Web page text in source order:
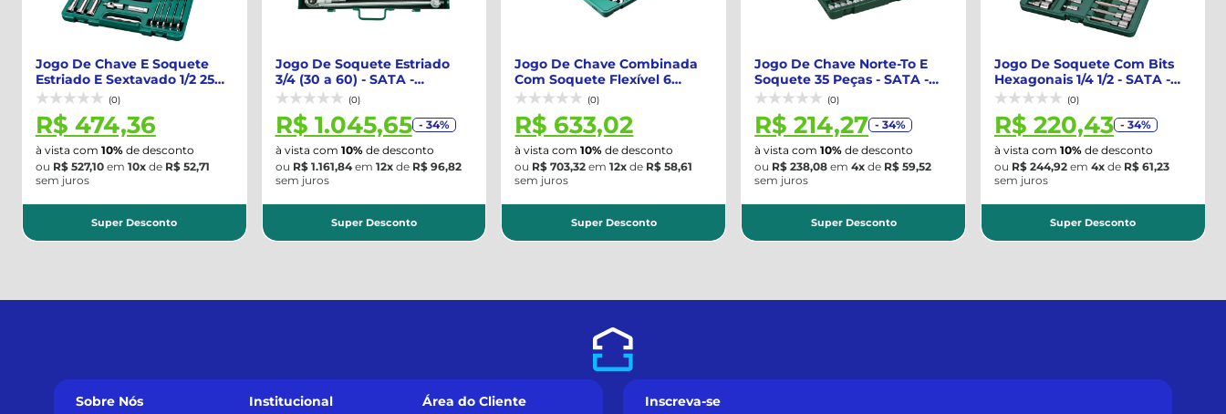
Jogo De Chave E Soquete
Estriado E Sextavado 1/2 25
Peças - ...
(0)
R$ 474,36
à vista com 10%de desconto
ou R$ 527,10em 10xde R$ 52,71
sem juros
Super Desconto
Jogo De Soquete Estriado
3/4 (30 a 60) - SATA -
ST09015SJ
(0)
R$ 1.045,65 - 34%
à vista com 10%de desconto
ou R$ 1.161,84em 12xde R$ 96,82
sem juros
Super Desconto
Jogo De Chave Combinada
Com Soquete Flexível 6
Peças (10 a 1...
(0)
R$ 633,02
à vista com10% de desconto
ou R$ 703,32 em12x de R$ 58,61
sem juros
Super Desconto
Jogo De Chave Norte-To E
Soquete 35 Peças - SATA -
ST09010SJ
(0)
R$ 214,27 - 34%
à vista com10% de desconto
ou R$ 238,08 em4x de R$ 59,52
sem juros
Super Desconto
Jogo De Soquete Com Bits
Hexagonais 1/4 1/2 - SATA -
ST09053...
(0)
R$ 220,43 - 34%
à vista com 10%de desconto
ou R$ 244,92em 4xde R$ 61,23
sem juros
Super Desconto
Sobre Nós Institucional Área do Cliente Inscreva-se